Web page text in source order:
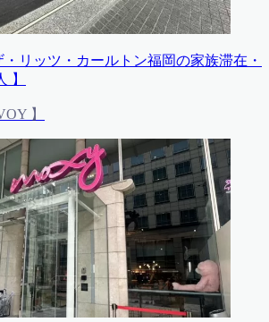
・リッツ・カールトン福岡の家族滞在・
】
】